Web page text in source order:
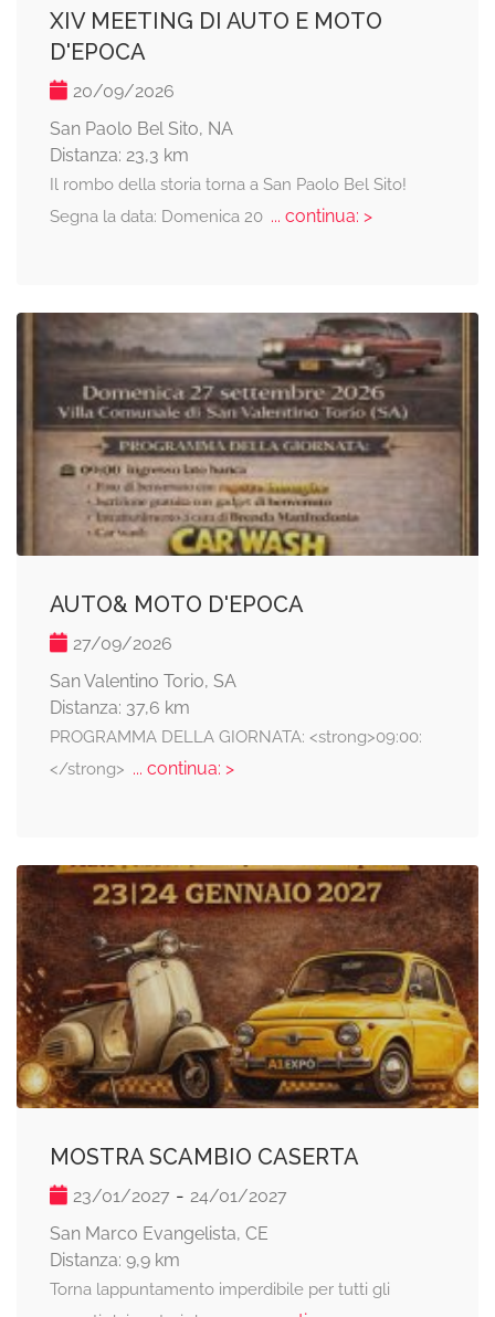
XIV MEETING DI AUTO E MOTO
D'EPOCA
20/09/2026
San Paolo Bel Sito, NA
Distanza: 23,3 km
Il rombo della storia torna a San Paolo Bel Sito!
Segna la data: Domenica 20... continua: >
AUTO& MOTO D'EPOCA
27/09/2026
San Valentino Torio, SA
Distanza: 37,6 km
PROGRAMMA DELLA GIORNATA: <strong>09:00:
</strong> ... continua: >
MOSTRA SCAMBIO CASERTA
23/01/2027 - 24/01/2027
San Marco Evangelista, CE
Distanza: 9,9 km
Torna lappuntamento imperdibile per tutti gli